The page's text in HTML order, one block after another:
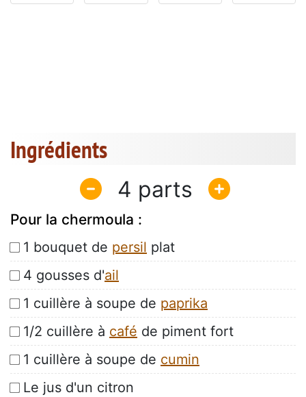
Ingrédients
4
Pour la chermoula :
1 bouquet de persil plat
4 gousses d'ail
1 cuillère à soupe de paprika
1/2 cuillère à café de piment fort
1 cuillère à soupe de cumin
Le jus d'un citron